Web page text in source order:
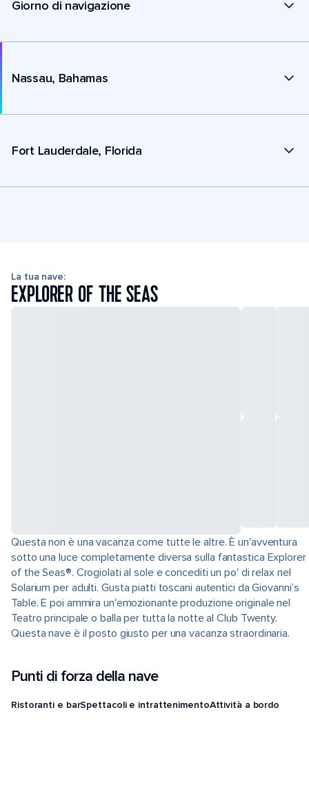
Giorno di navigazione
Nassau, Bahamas
Fort Lauderdale, Florida
La tua nave:
EXPLORER OF THE SEAS
Questa non è una vacanza come tutte le altre. È un'avventura
sotto una luce completamente diversa sulla fantastica Explorer
of the Seas®. Crogiolati al sole e concediti un po' di relax nel
Solarium per adulti. Gusta piatti toscani autentici da Giovanni’s
Table. E poi ammira un'emozionante produzione originale nel
Teatro principale o balla per tutta la notte al Club Twenty.
Questa nave è il posto giusto per una vacanza straordinaria.
Punti di forza della nave
Ristoranti e barSpettacoli e intrattenimentoAttività a bordo